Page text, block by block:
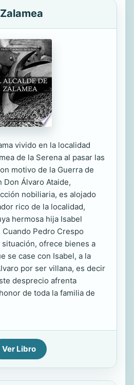
vivido en la localidad
de la Serena al pasar las
motivo de la Guerra de
Don Álvaro Ataide,
nobiliaria, es alojado
rico de la localidad,
hermosa hija Isabel
Pedro Crespo
ofrece bienes a
se case con Isabel, a la
por ser villana, es decir
desprecio afrenta
de toda la familia de
Ver Libro